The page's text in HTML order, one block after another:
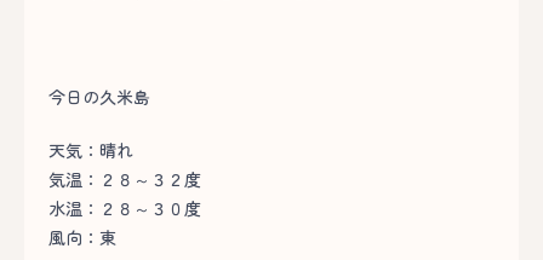
今日の久米島
天気：晴れ
気温：２８～３２度
水温：２８～３０度
風向：東